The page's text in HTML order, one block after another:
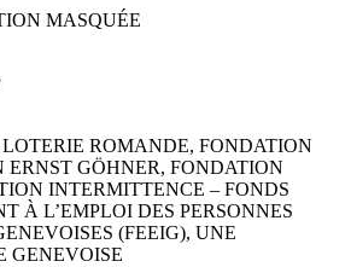
MASQUÉE
ROMANDE, FONDATION
GÖHNER, FONDATION
INTERMITTENCE – FONDS
À L’EMPLOI DES PERSONNES
(FEEIG), UNE
GENEVOISE